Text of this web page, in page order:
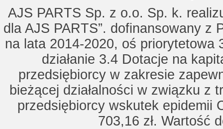
AJS PARTS Sp. z o.o. Sp. k.
dla AJS PARTS”. dofinansowany z
na lata 2014-2020, oś priorytetowa
działanie 3.4 Dotacje na
przedsiębiorcy w zakresie
bieżącej działalności w związku z
przedsiębiorcy wskutek epidemii
703,16 zł. Wartość